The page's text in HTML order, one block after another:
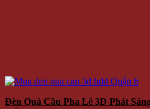
Đèn Quả Cầu Pha Lê 3D Phát